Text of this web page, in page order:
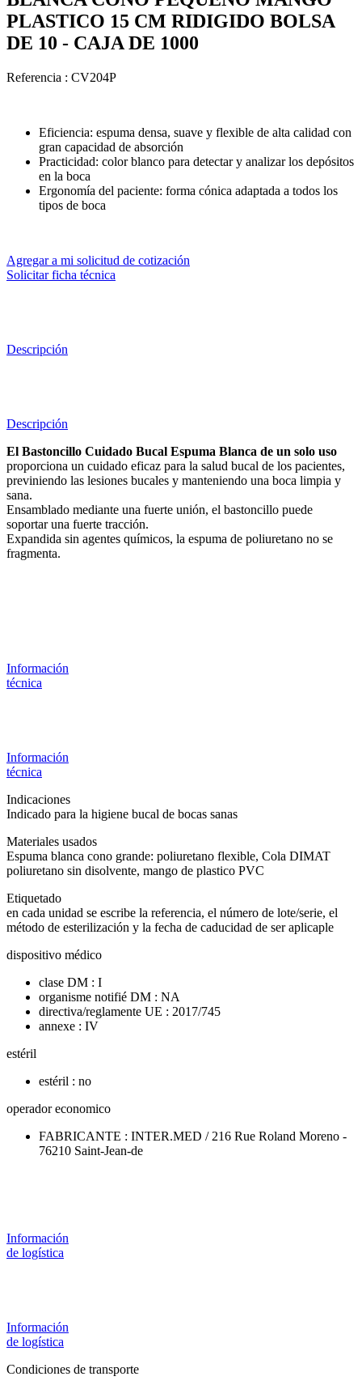
PLASTICO 15 CM RIDIGIDO BOLSA
DE 10 - CAJA DE 1000
Referencia : CV204P
Eficiencia: espuma densa, suave y flexible de alta calidad con
gran capacidad de absorción
Practicidad: color blanco para detectar y analizar los depósitos
en la boca
Ergonomía del paciente: forma cónica adaptada a todos los
tipos de boca
Agregar a mi solicitud de cotización
Solicitar ficha técnica
Descripción
Descripción
El Bastoncillo Cuidado Bucal Espuma Blanca de un solo uso
proporciona un cuidado eficaz para la salud bucal de los pacientes,
previniendo las lesiones bucales y manteniendo una boca limpia y
sana.
Ensamblado mediante una fuerte unión, el bastoncillo puede
soportar una fuerte tracción.
Expandida sin agentes químicos, la espuma de poliuretano no se
fragmenta.
Información
técnica
Información
técnica
Indicaciones
Indicado para la higiene bucal de bocas sanas
Materiales usados
Espuma blanca cono grande: poliuretano flexible, Cola DIMAT
poliuretano sin disolvente, mango de plastico PVC
Etiquetado
en cada unidad se escribe la referencia, el número de lote/serie, el
método de esterilización y la fecha de caducidad de ser aplicaple
dispositivo médico
clase DM : I
organisme notifié DM : NA
directiva/reglamente UE : 2017/745
annexe : IV
estéril
estéril : no
operador economico
FABRICANTE : INTER.MED / 216 Rue Roland Moreno -
76210 Saint-Jean-de
Información
de logística
Información
de logística
Condiciones de transporte